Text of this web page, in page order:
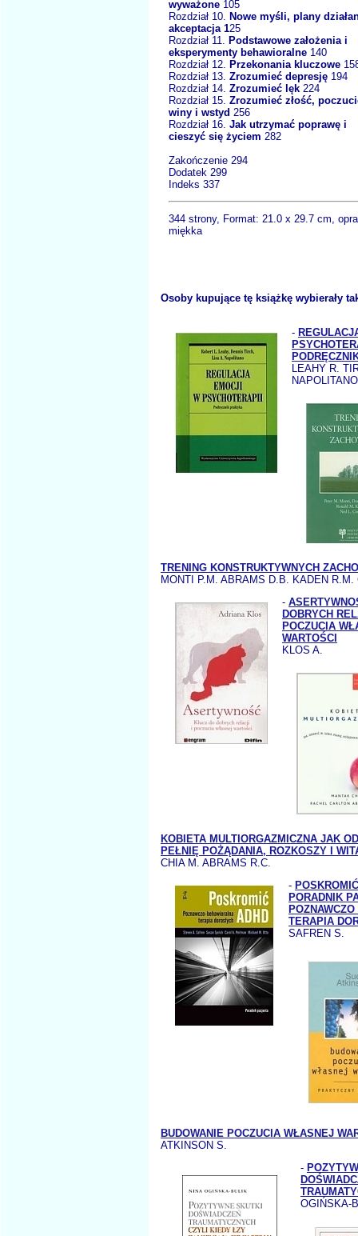
wyważone 105
Rozdział 10. Nowe myśli, plany
akceptacja 125
Rozdział 11. Podstawowe założenia i
eksperymenty behawioralne 140
Rozdział 12. Przekonania kluczowe
Rozdział 13. Zrozumieć depresję 194
Rozdział 14. Zrozumieć lęk 224
Rozdział 15. Zrozumieć złość,
winy i wstyd 256
Rozdział 16. Jak utrzymać poprawę i
cieszyć się życiem 282
Zakończenie 294
Dodatek 299
Indeks 337
344 strony, Format: 21.0 x 29.7 cm ,
miękka
Osoby kupujące tę książkę wybierały
-
LEAHY R.
TRENING KONSTRUKTYWNYCH
MONTI P.M. ABRAMS D.B. KADEN R.M.
-
DOBRYCH
POCZUCIA
WARTOŚCI
KLOS A.
KOBIETA MULTIORGAZMICZNA JAK
PEŁNIĘ POŻĄDANIA, ROZKOSZY I
CHIA M. ABRAMS R.C.
-
PORADNIK
TERAPIA
SAFREN S.
BUDOWANIE POCZUCIA WŁASNEJ
ATKINSON S.
-
OGIŃSKA-